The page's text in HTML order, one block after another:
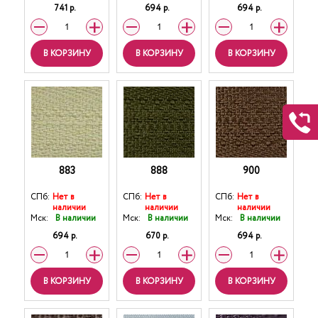
741 р.
В КОРЗИНУ
694 р.
В КОРЗИНУ
694 р.
В КОРЗИНУ
883
СПб: Нет в
наличии
Мск:
В наличии
694 р.
В КОРЗИНУ
888
СПб: Нет в
наличии
Мск:
В наличии
670 р.
В КОРЗИНУ
900
СПб: Нет в
наличии
Мск:
В наличии
694 р.
В КОРЗИНУ